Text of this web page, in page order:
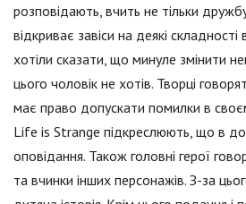
розповідають, вчить не тільки
відкриває завіси на деякі
хотіли сказати, що минуле змінити
цього чоловік не хотів. Творці
має право допускати помилки в
Life is Strange підкреслюють, що в
оповідання. Також головні герої
та вчинки інших персонажів. З-за